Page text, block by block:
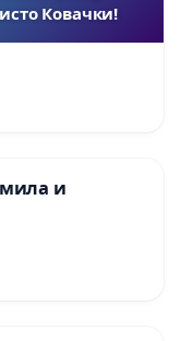
Ковачки!
и